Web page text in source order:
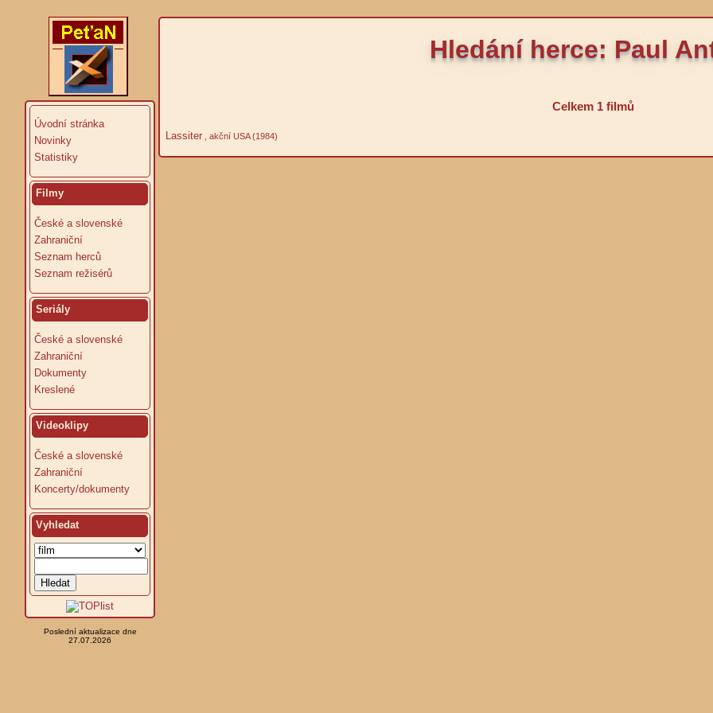
Úvodní stránka
Novinky
Statistiky
Filmy
České a slovenské
Zahraniční
Seznam herců
Seznam režisérů
Seriály
České a slovenské
Zahraniční
Dokumenty
Kreslené
Videoklipy
České a slovenské
Zahraniční
Koncerty/dokumenty
Vyhledat
Poslední aktualizace dne
27.07.2026
Hledání herce: Paul
Celkem 1 filmů
Lassiter , akční USA (1984)